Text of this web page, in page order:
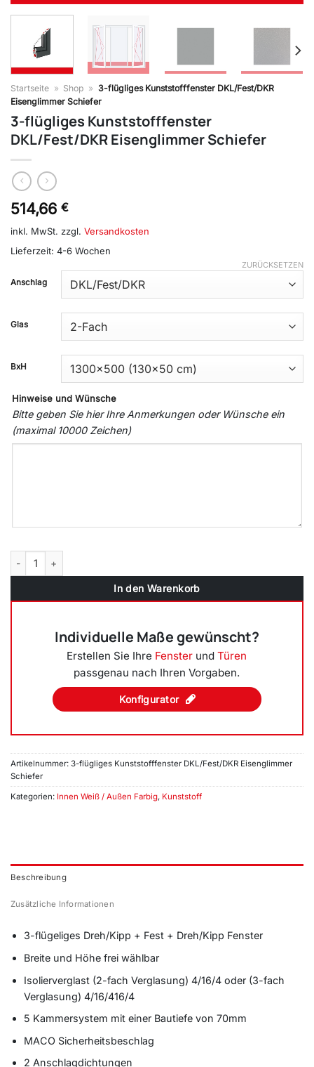
Startseite » Shop » 3-flügliges Kunststofffenster DKL/Fest/DKR
Eisenglimmer Schiefer
3-flügliges Kunststofffenster
DKL/Fest/DKR Eisenglimmer Schiefer
514,66 €
inkl. MwSt. zzgl. Versandkosten
Lieferzeit: 4-6 Wochen
Anschlag
Glas
BxH
ZURÜCKSETZEN
Hinweise und Wünsche
Bitte geben Sie hier Ihre Anmerkungen oder Wünsche ein
(maximal 10000 Zeichen)
3-flügliges Kunststofffenster DKL/Fest/DKR Eisenglimmer Schiefer
In den Warenkorb
Individuelle Maße gewünscht?
Erstellen Sie Ihre Fenster undTüren
passgenau nach Ihren Vorgaben.
Konfigurator
Artikelnummer: 3-flügliges Kunststofffenster DKL/Fest/DKR Eisenglimmer
Schiefer
Kategorien: Innen Weiß / Außen Farbig, Kunststoff
Beschreibung
Zusätzliche Informationen
3-flügeliges Dreh/Kipp + Fest + Dreh/Kipp Fenster
Breite und Höhe frei wählbar
Isolierverglast (2-fach Verglasung) 4/16/4 oder (3-fach
Verglasung) 4/16/416/4
5 Kammersystem mit einer Bautiefe von 70mm
MACO Sicherheitsbeschlag
2 Anschlagdichtungen